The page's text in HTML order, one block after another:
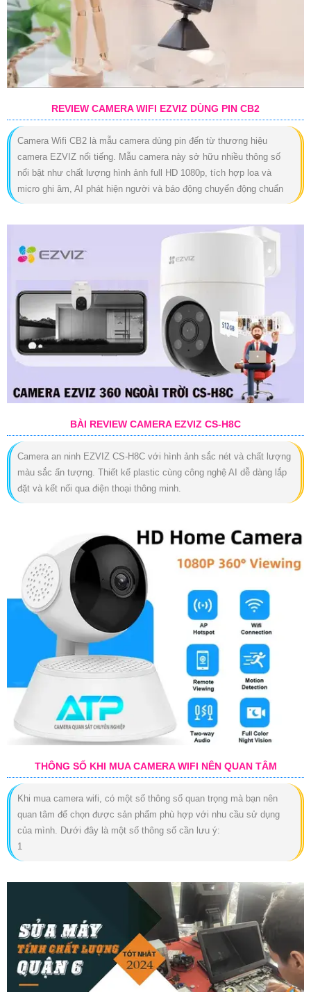
REVIEW CAMERA WIFI EZVIZ DÙNG PIN CB2
Camera Wifi CB2 là mẫu camera dùng pin đến từ thương hiệu
camera EZVIZ nổi tiếng. Mẫu camera này sở hữu nhiều thông số
nổi bật như chất lượng hình ảnh full HD 1080p, tích hợp loa và
micro ghi âm, AI phát hiện người và báo động chuyển động chuẩn
BÀI REVIEW CAMERA EZVIZ CS-H8C
Camera an ninh EZVIZ CS-H8C với hình ảnh sắc nét và chất lượng
màu sắc ấn tượng. Thiết kế plastic cùng công nghệ AI dễ dàng lắp
đặt và kết nối qua điện thoại thông minh.
THÔNG SỐ KHI MUA CAMERA WIFI NÊN QUAN TÂM
Khi mua camera wifi, có một số thông số quan trọng mà bạn nên
quan tâm để chọn được sản phẩm phù hợp với nhu cầu sử dụng
của mình. Dưới đây là một số thông số cần lưu ý:
1